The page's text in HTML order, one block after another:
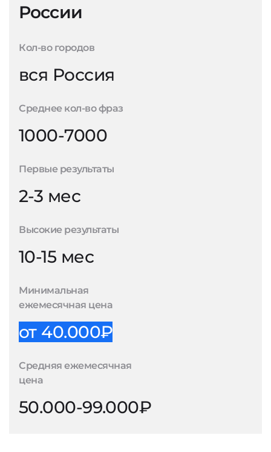
России
Кол-во городов
вся Россия
Среднее кол-во фраз
1000-7000
Первые результаты
2-3 мес
Высокие результаты
10-15 мес
Минимальная
ежемесячная цена
от 40.000₽
Средняя ежемесячная
цена
50.000-99.000₽